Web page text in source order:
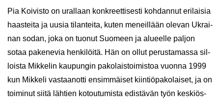
Pia Koi­vis­to on ural­laan kon­kreet­ti­ses­ti koh­dan­nut eri­lai­sia
haas­tei­ta ja uusia ti­lan­tei­ta, kuten me­neil­lään ole­van Ukrai­
nan sodan, joka on tuo­nut Suo­meen ja alu­eel­le pal­jon
sotaa pa­ke­ne­via hen­ki­löi­tä. Hän on ollut pe­rus­ta­mas­sa sil­
lois­ta Mik­ke­lin kau­pun­gin pa­ko­lais­toi­mis­toa vuon­na 1999
kun Mik­ke­li vas­taa­not­ti en­sim­mäi­set kiin­tiö­pa­ko­lai­set, ja on
toi­mi­nut siitä läh­tien ko­tou­tu­mis­ta edis­tä­vän työn kes­kiös­